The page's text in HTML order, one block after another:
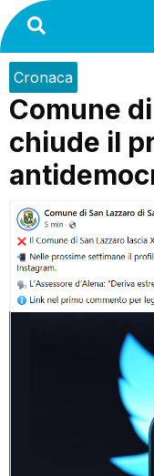
Cronaca
Comune
chiude il